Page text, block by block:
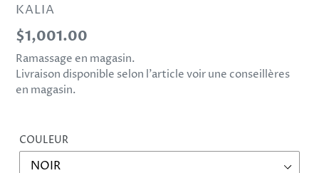
DISTRIBUTEUR
KALIA
Prix
normal
$1,001.00
Ramassage en magasin.
Livraison disponible selon l’article voir une conseillères
en magasin.
COULEUR